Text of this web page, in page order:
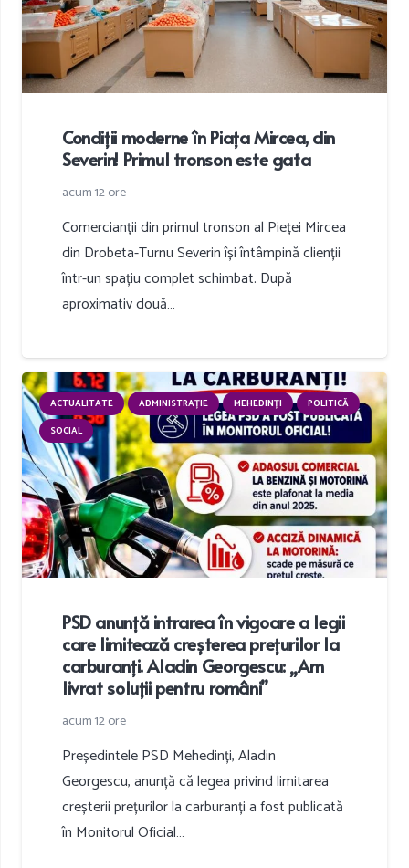
Condiții moderne în Piața Mircea, din
Severin! Primul tronson este gata
acum 12 ore
Comercianții din primul tronson al Pieței Mircea
din Drobeta-Turnu Severin își întâmpină clienții
într-un spațiu complet schimbat. După
aproximativ două…
ACTUALITATE ADMINISTRAȚIE MEHEDINȚI
POLITICĂ
SOCIAL
PSD anunță intrarea în vigoare a legii
care limitează creșterea prețurilor la
carburanți. Aladin Georgescu: „Am
livrat soluții pentru români”
acum 12 ore
Președintele PSD Mehedinți, Aladin
Georgescu, anunță că legea privind limitarea
creșterii prețurilor la carburanți a fost publicată
în Monitorul Oficial…